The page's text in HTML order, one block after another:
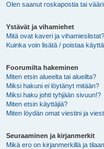
Olen saanut roskapostia tai
Ystävät ja vihamiehet
Mitä ovat kaveri ja vihamieslistat?
Kuinka voin lisätä / poistaa
Foorumilta hakeminen
Miten etsin alueelta tai alueilta?
Miksi hakuni ei löytänyt mitään?
Miksi haku johti tyhjään sivuun!?
Miten etsin käyttäjiä?
Miten löydän omat viestini ja
Seuraaminen ja kirjanmerkit
Mikä ero on kirjanmerkillä ja